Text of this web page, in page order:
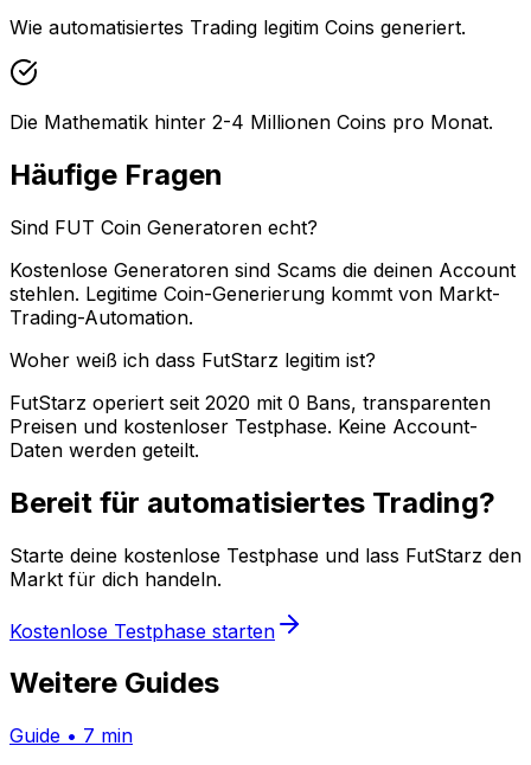
Wie automatisiertes Trading legitim Coins generiert.
Die Mathematik hinter 2-4 Millionen Coins pro Monat.
Häufige Fragen
Sind FUT Coin Generatoren echt?
Kostenlose Generatoren sind Scams die deinen Account
stehlen. Legitime Coin-Generierung kommt von Markt-
Trading-Automation.
Woher weiß ich dass FutStarz legitim ist?
FutStarz operiert seit 2020 mit 0 Bans, transparenten
Preisen und kostenloser Testphase. Keine Account-
Daten werden geteilt.
Bereit für automatisiertes Trading?
Starte deine kostenlose Testphase und lass FutStarz den
Markt für dich handeln.
Kostenlose Testphase starten
Weitere Guides
Guide • 7 min